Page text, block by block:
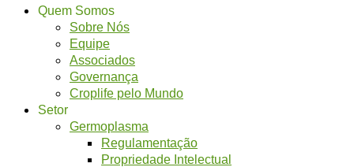
Quem Somos
Sobre Nós
Equipe
Associados
Governança
Croplife pelo Mundo
Setor
Germoplasma
Regulamentação
Propriedade Intelectual